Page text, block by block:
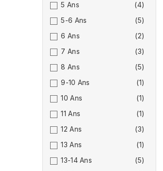
5 Ans
(4)
5-6 Ans
(5)
6 Ans
(2)
7 Ans
(3)
8 Ans
(5)
9-10 Ans
(1)
10 Ans
(1)
11 Ans
(1)
12 Ans
(3)
13 Ans
(1)
13-14 Ans
(5)